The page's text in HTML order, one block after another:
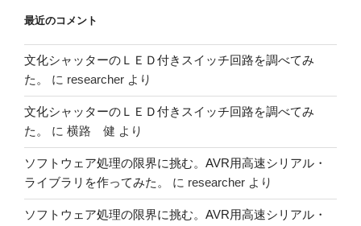
最近のコメント
文化シャッターのＬＥＤ付きスイッチ回路を調べてみ
た。
に researcher より
文化シャッターのＬＥＤ付きスイッチ回路を調べてみ
た。
に 横路 健 より
ソフトウェア処理の限界に挑む。AVR用高速シリアル・
ライブラリを作ってみた。
に researcher より
ソフトウェア処理の限界に挑む。AVR用高速シリアル・